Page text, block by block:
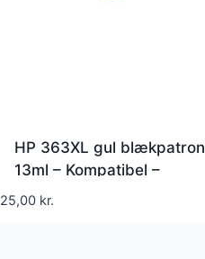
HP 363XL gul blækpatron
13ml – Kompatibel –
C8773EE
25,00 kr.